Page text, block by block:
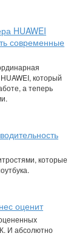
HUAWEI
современные
который
а теперь
которые
оценит
И абсолютно